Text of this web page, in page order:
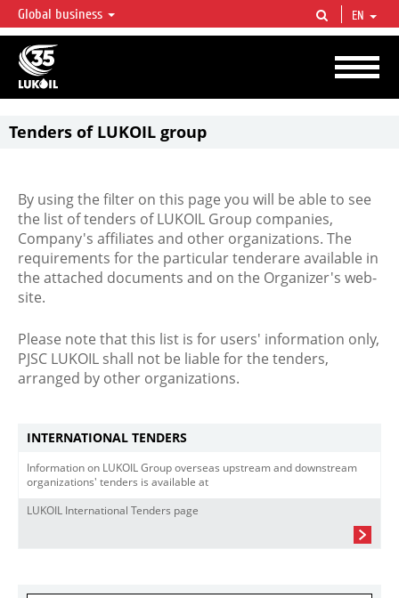
LUKOIL OVERVIEW
LUKOIL is one of the largest oil & gas vertical integrated companies in the world
accounting for over 2% of crude production and circa 1% of proved hydrocarbon
reserves globally.
Global business EN
Tenders of LUKOIL group
By using the filter on this page you will be able to see
the list of tenders of LUKOIL Group companies,
Company's affiliates and other organizations. The
requirements for the particular tenderare available in
the attached documents and on the Organizer's web-
site.
Please note that this list is for users' information only,
PJSC LUKOIL shall not be liable for the tenders,
arranged by other organizations.
INTERNATIONAL TENDERS
Information on LUKOIL Group overseas upstream and downstream
organizations' tenders is available at
LUKOIL International Tenders page